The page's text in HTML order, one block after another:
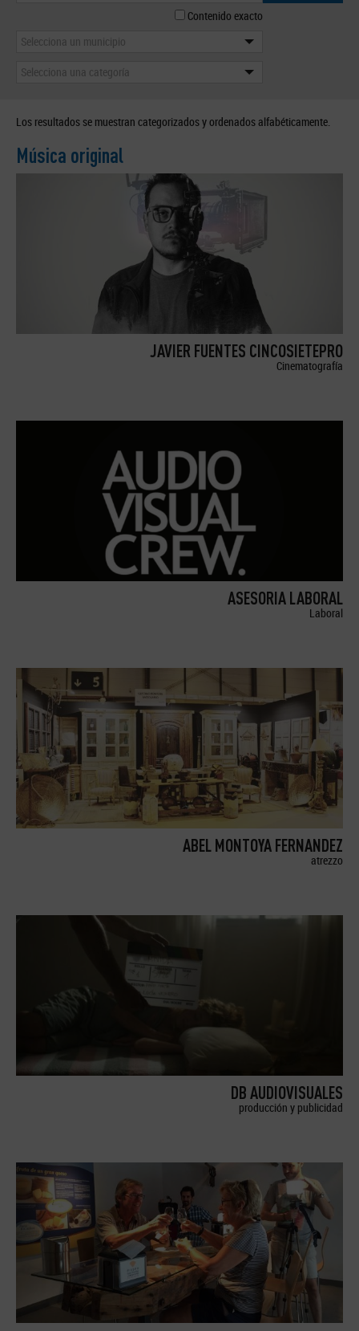
Contenido exacto
Selecciona un municipio
Selecciona una categoría
Los resultados se muestran categorizados y ordenados alfabéticamente.
Música original
JAVIER FUENTES CINCOSIETEPRO
Cinematografía
ASESORIA LABORAL
Laboral
ABEL MONTOYA FERNANDEZ
atrezzo
DB AUDIOVISUALES
producción y publicidad